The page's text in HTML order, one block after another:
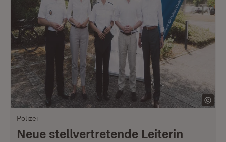
Polizei
Neue stellvertretende Leiterin